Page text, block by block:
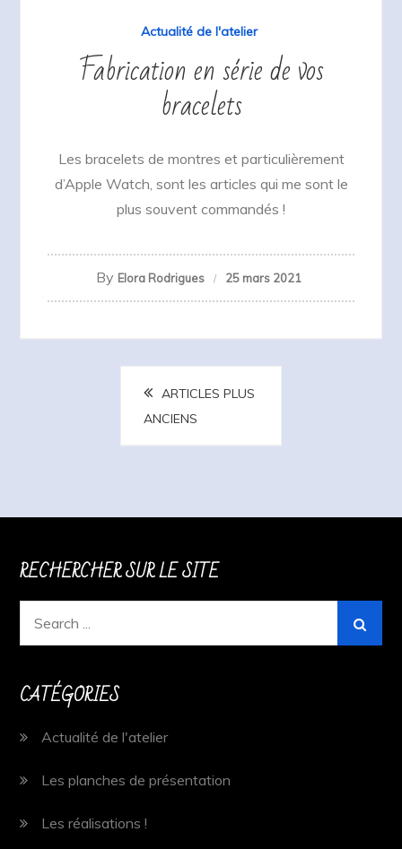
Actualité de l'atelier
Fabrication en série de vos
bracelets
Les bracelets de montres et particulièrement
d’Apple Watch, sont les articles qui me sont le
plus souvent commandés !
By Elora Rodrigues 25 mars 2021
NavigationARTICLES PLUS
ANCIENS
RECHERCHER SUR LE SITE
CATÉGORIES
Actualité de l'atelier
Les planches de présentation
Les réalisations !